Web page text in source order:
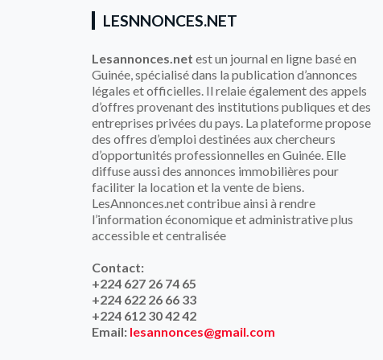
LESNNONCES.NET
Lesannonces.net est un journal en ligne basé en
Guinée, spécialisé dans la publication d’annonces
légales et officielles. Il relaie également des appels
d’offres provenant des institutions publiques et des
entreprises privées du pays. La plateforme propose
des offres d’emploi destinées aux chercheurs
d’opportunités professionnelles en Guinée. Elle
diffuse aussi des annonces immobilières pour
faciliter la location et la vente de biens.
LesAnnonces.net contribue ainsi à rendre
l’information économique et administrative plus
accessible et centralisée
Contact:
+224 627 26 74 65
+224 622 26 66 33
+224 612 30 42 42
Email: lesannonces@gmail.com